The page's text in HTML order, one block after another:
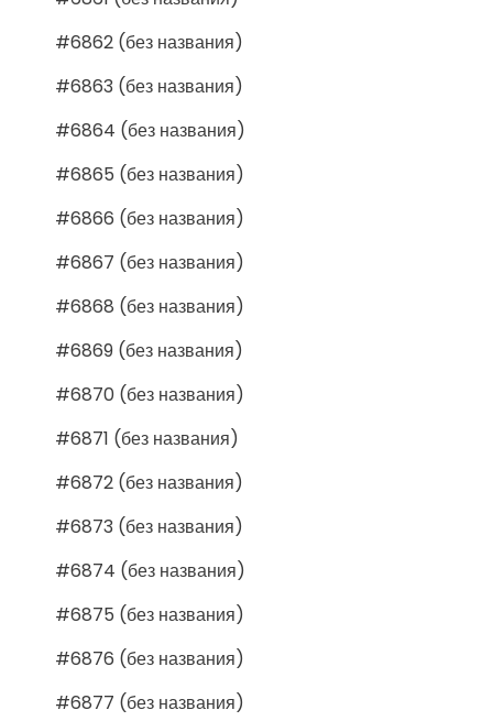
#6862 (без названия)
#6863 (без названия)
#6864 (без названия)
#6865 (без названия)
#6866 (без названия)
#6867 (без названия)
#6868 (без названия)
#6869 (без названия)
#6870 (без названия)
#6871 (без названия)
#6872 (без названия)
#6873 (без названия)
#6874 (без названия)
#6875 (без названия)
#6876 (без названия)
#6877 (без названия)